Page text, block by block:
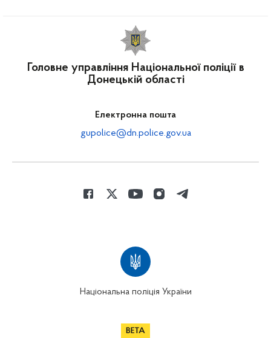
Головне управління Національної поліції в
Донецькій області
Електронна пошта
gupolice@dn.police.gov.ua
Національна поліція України